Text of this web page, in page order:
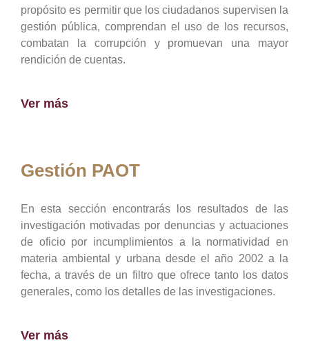
propósito es permitir que los ciudadanos supervisen la
gestión pública, comprendan el uso de los recursos,
combatan la corrupción y promuevan una mayor
rendición de cuentas.
Ver más
Gestión PAOT
En esta sección encontrarás los resultados de las
investigación motivadas por denuncias y actuaciones
de oficio por incumplimientos a la normatividad en
materia ambiental y urbana desde el año 2002 a la
fecha, a través de un filtro que ofrece tanto los datos
generales, como los detalles de las investigaciones.
Ver más